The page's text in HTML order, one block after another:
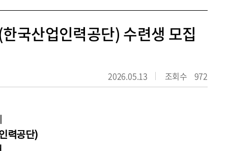
국산업인력공단) 수련생 모집
2026.05.13 조회수 972
력공단)